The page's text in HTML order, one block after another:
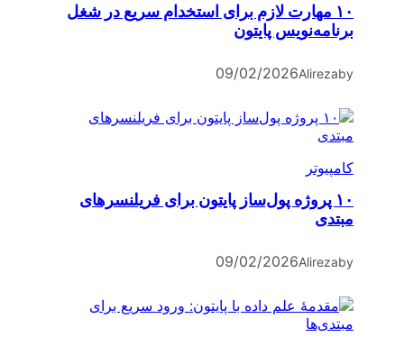
۱۰ مهارت لازم برای استخدام سریع در شغل
برنامه‌نویس پایتون
by
Alireza
09/02/2026
کامپیوتر
۱۰ پروژه پول‌ساز پایتون برای فریلنسرهای
مبتدی
by
Alireza
09/02/2026